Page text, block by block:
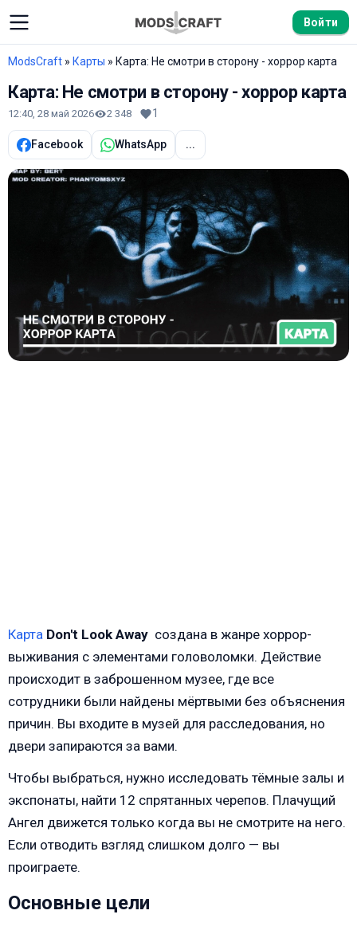
Войти
ModsCraft » Карты » Карта: Не смотри в сторону - хоррор карта
Карта: Не смотри в сторону - хоррор карта
12:40, 28 май 2026 2 348 1
Facebook WhatsApp ...
Карта Don't Look Away создана в жанре хоррор-
выживания с элементами головоломки. Действие
происходит в заброшенном музее, где все
сотрудники были найдены мёртвыми без объяснения
причин. Вы входите в музей для расследования, но
двери запираются за вами.
Чтобы выбраться, нужно исследовать тёмные залы и
экспонаты, найти 12 спрятанных черепов. Плачущий
Ангел движется только когда вы не смотрите на него.
Если отводить взгляд слишком долго — вы
проиграете.
Основные цели